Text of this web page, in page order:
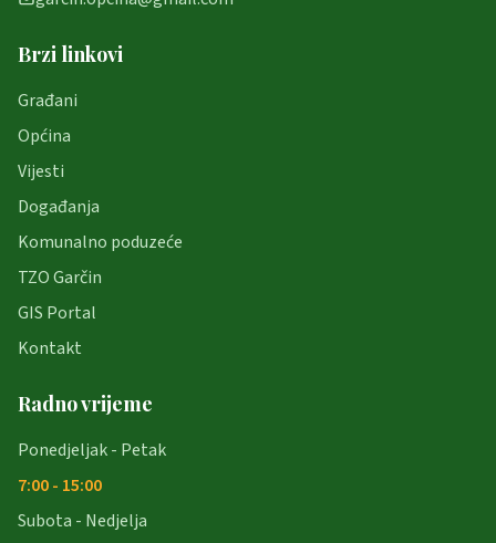
Brzi linkovi
Građani
Općina
Vijesti
Događanja
Komunalno poduzeće
TZO Garčin
GIS Portal
Kontakt
Radno vrijeme
Ponedjeljak - Petak
7:00 - 15:00
Subota - Nedjelja